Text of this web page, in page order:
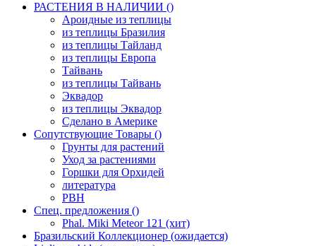
РАСТЕНИЯ В НАЛИЧИИ ()
Ароидные из теплицы
из теплицы Бразилия
из теплицы Тайланд
из теплицы Европа
Тайвань
из теплицы Тайвань
Эквадор
из теплицы Эквадор
Сделано в Америке
Сопутствующие Товары ()
Грунты для растений
Уход за растениями
Горшки для Орхидей
литература
РВН
Спец. предложения ()
Phal. Miki Meteor 121 (хит)
Бразильский Коллекционер (ожидается)